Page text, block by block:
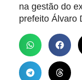
na gestão do
prefeito Álvaro